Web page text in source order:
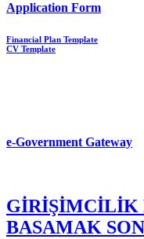
Application Form
Financial Plan Template
CV Template
e-Government Gateway
GİRİŞİMCİLİK
BASAMAK